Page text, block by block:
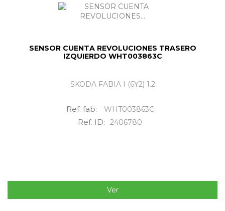
SENSOR CUENTA REVOLUCIONES TRASERO
IZQUIERDO WHT003863C
SKODA FABIA I (6Y2) 1.2
Ref. fab: WHT003863C
Ref. ID: 2406780
Ver